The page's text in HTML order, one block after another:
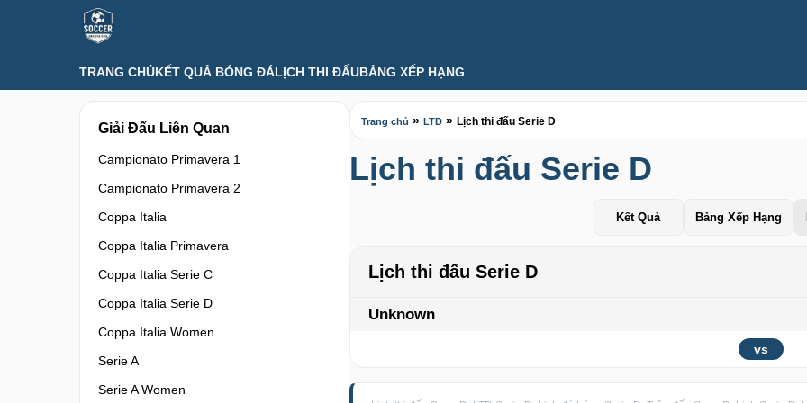
TRANG CHỦKẾT QUẢ BÓNG ĐÁLỊCH THI ĐẤUBẢNG XẾP HẠNG
Giải Đấu Liên Quan
Campionato Primavera 1
Campionato Primavera 2
Coppa Italia
Coppa Italia Primavera
Coppa Italia Serie C
Coppa Italia Serie D
Coppa Italia Women
Serie A
Serie A Women
Trang chủ » LTD » Lịch thi đấu Serie D
Lịch thi đấu Serie D
Kết Quả Bảng Xếp Hạng
Lịch thi đấu Serie D
Unknown
vs